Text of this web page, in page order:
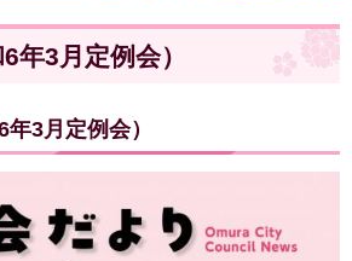
年3月定例会）
3月定例会）